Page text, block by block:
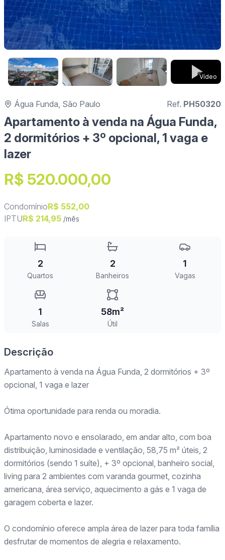
Vídeo
Água Funda, São Paulo Ref. PH50320
Apartamento à venda na Água Funda,
2 dormitórios + 3º opcional, 1 vaga e
lazer
R$ 520.000,00
CondomínioR$ 552,00
IPTUR$ 214,95 /mês
2
Quartos
2
Banheiros
1
Vagas
1
Salas
58m²
Útil
Descrição
Apartamento à venda na Água Funda, 2 dormitórios + 3º
opcional, 1 vaga e lazer
Ótima oportunidade para renda ou moradia.
Apartamento novo e ensolarado, em andar alto, com boa
distribuição, luminosidade e ventilação, 58,75 m² úteis, 2
dormitórios (sendo 1 suíte), + 3º opcional, banheiro social,
living para 2 ambientes com varanda gourmet, cozinha
americana, área serviço, aquecimento a gás e 1 vaga de
garagem coberta e lazer.
O condomínio oferece ampla área de lazer para toda família
desfrutar de momentos de alegria e relaxamento.